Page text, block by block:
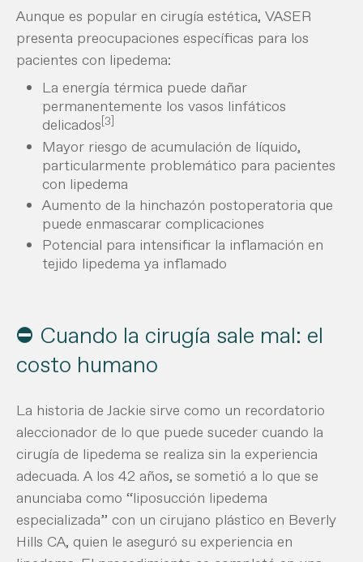
Aunque es popular en cirugía estética, VASER
presenta preocupaciones específicas para los
pacientes con lipedema:
La energía térmica puede dañar
permanentemente los vasos linfáticos
delicados[3]
Mayor riesgo de acumulación de líquido,
particularmente problemático para pacientes
con lipedema
Aumento de la hinchazón postoperatoria que
puede enmascarar complicaciones
Potencial para intensificar la inflamación en
tejido lipedema ya inflamado
⛔ Cuando la cirugía sale mal: el
costo humano
La historia de Jackie sirve como un recordatorio
aleccionador de lo que puede suceder cuando la
cirugía de lipedema se realiza sin la experiencia
adecuada. A los 42 años, se sometió a lo que se
anunciaba como “liposucción lipedema
especializada” con un cirujano plástico en Beverly
Hills CA, quien le aseguró su experiencia en